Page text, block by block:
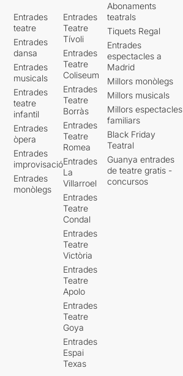
Entrades
teatre
Entrades
dansa
Entrades
musicals
Entrades
teatre
infantil
Entrades
òpera
Entrades
improvisació
Entrades
monòlegs
Entrades
Teatre
Tívoli
Entrades
Teatre
Coliseum
Entrades
Teatre
Borràs
Entrades
Teatre
Romea
Entrades
La
Villarroel
Entrades
Teatre
Condal
Entrades
Teatre
Victòria
Entrades
Teatre
Apolo
Entrades
Teatre
Goya
Entrades
Espai
Texas
Abonaments
teatrals
Tiquets Regal
Entrades
espectacles a
Madrid
Millors monòlegs
Millors musicals
Millors espectacles
familiars
Black Friday
Teatral
Guanya entrades
de teatre gratis -
concursos